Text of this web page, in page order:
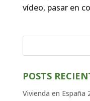
vídeo, pasar en
POSTS
Vivienda en España